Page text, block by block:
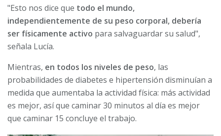
"Esto nos dice que todo el mundo,
independientemente de su peso corporal, debería
ser físicamente activo para salvaguardar su salud",
señala Lucía.
Mientras, en todos los niveles de peso, las
probabilidades de diabetes e hipertensión disminuían a
medida que aumentaba la actividad física: más actividad
es mejor, así que caminar 30 minutos al día es mejor
que caminar 15 concluye el trabajo.